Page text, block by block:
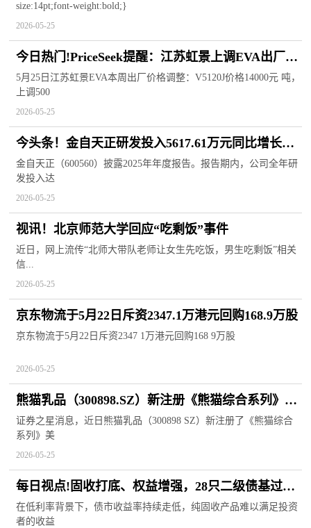
size:14pt;font-weight:bold;}
2026-05-25
今日热门!PriceSeek提醒：江苏虹景上调EVA出厂价
500元/吨
5月25日江苏虹景EVA本周出厂价格调整：V5120J价格14000元 吨，
上调500
2026-05-25
今头条！金自天正研发投入5617.61万元同比增长
7.23%，研发人员111人占比33.23%
金自天正（600560）披露2025年年度报告。报告期内，公司全年研
发投入达
2026-05-25
视讯！北京师范大学回应“吃剩饭”事件
近日，网上流传“北师大带队老师让女生先吃饭，男生吃剩饭”相关
信...
2026-05-25
京东物流于5月22日斥资2347.1万港元回购168.9万股
京东物流于5月22日斥资2347 1万港元回购168 9万股
2026-05-25
熊猫乳品（300898.SZ）新注册《熊猫综合系列》美
术作品的著作权 快播报
证券之星消息，近日熊猫乳品（300898 SZ）新注册了《熊猫综合
系列》美
2026-05-25
每日视点!固收打底、权益增强，28只二级债基过去8
个年度业绩为正
在低利率背景下，债市收益率持续走低，纯固收产品难以满足投资
者的收益